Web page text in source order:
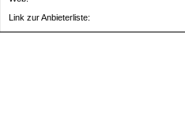
Link zur Anbieterliste: